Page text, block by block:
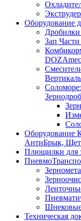
Оборудование
Зап
Оборудование
АнтиБрык,
Плющилки для
Техническая